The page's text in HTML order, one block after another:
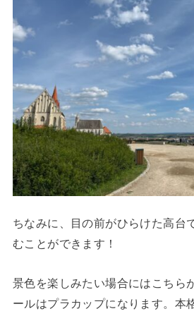
ちなみに、目の前がひらけた高台
むことができます！
景色を楽しみたい場合にはこちら
ールはプラカップになります。本